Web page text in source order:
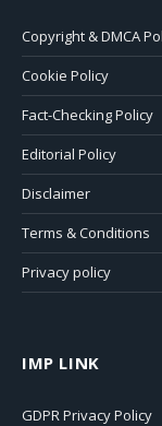
Copyright & DMCA
Cookie Policy
Fact-Checking Policy
Editorial Policy
Disclaimer
Terms & Conditions
Privacy policy
IMP LINK
GDPR Privacy Policy